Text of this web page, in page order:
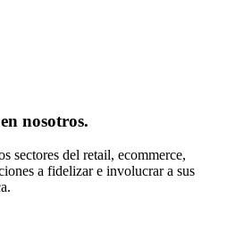
nosotros.
sectores del retail, ecommerce,
a fidelizar e involucrar a sus